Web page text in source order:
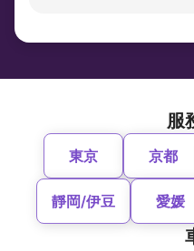
服
東京 京都
靜岡/伊豆 愛媛